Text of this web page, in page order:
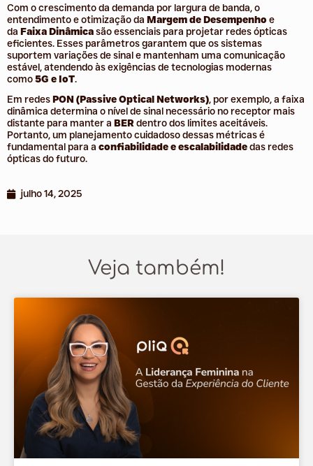
Com o crescimento da demanda por largura de banda, o
entendimento e otimização da Margem de Desempenho e
da Faixa Dinâmicasão essenciais para projetar redes ópticas
eficientes. Esses parâmetros garantem que os sistemas
suportem variações de sinal e mantenham uma comunicação
estável, atendendo às exigências de tecnologias modernas
como5G e IoT.
Em redesPON (Passive Optical Networks), por exemplo, a faixa
dinâmica determina o nível de sinal necessário no receptor mais
distante para manter a BERdentro dos limites aceitáveis.
Portanto, um planejamento cuidadoso dessas métricas é
fundamental para a confiabilidade e escalabilidadedas redes
ópticas do futuro.
julho 14, 2025
Veja também!